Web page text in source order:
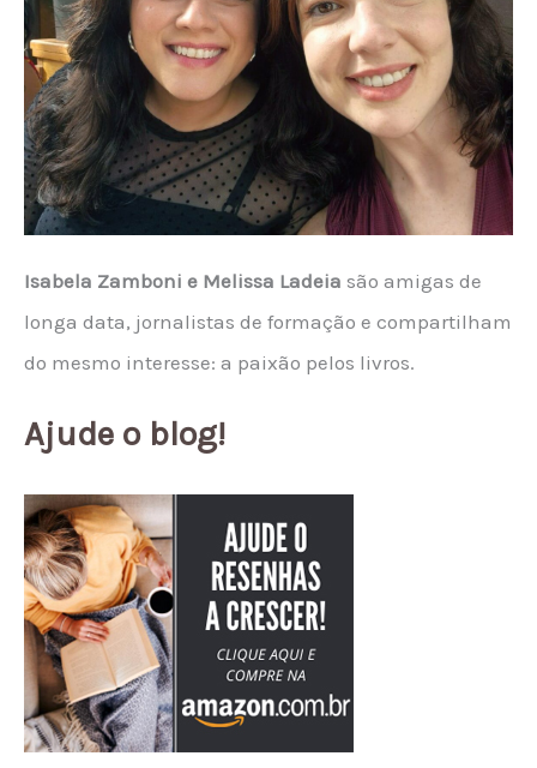
Isabela Zamboni e Melissa Ladeia são amigas de
longa data, jornalistas de formação e compartilham
do mesmo interesse: a paixão pelos livros.
Ajude o blog!